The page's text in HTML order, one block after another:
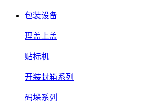
包装设备
理盖上盖
贴标机
开装封箱系列
码垛系列